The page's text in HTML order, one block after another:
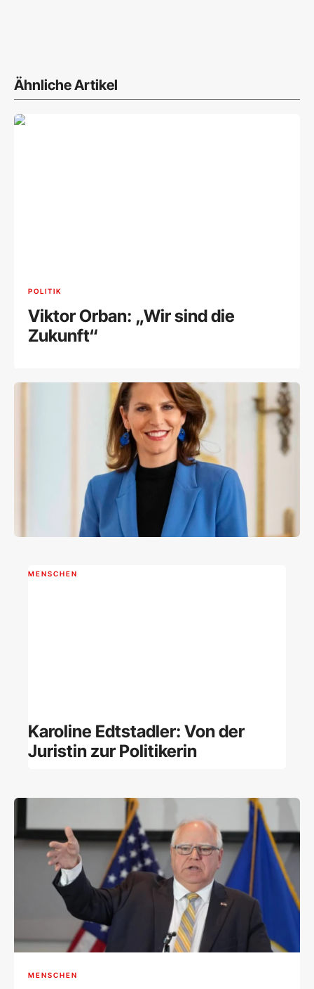
Ähnliche Artikel
POLITIK
Viktor Orban: „Wir sind die
Zukunft“
MENSCHEN
Karoline Edtstadler: Von der
Juristin zur Politikerin
MENSCHEN